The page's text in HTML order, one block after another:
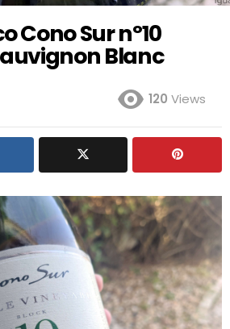
Cono Sur nº10
Blanc
120 Views